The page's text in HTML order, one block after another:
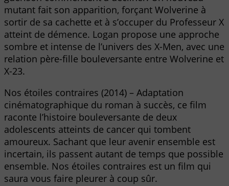
mutant fait son apparition, forçant Wolverine à
sortir de sa cachette et à s’occuper du Professeur X
atteint de démence. Logan propose une approche
sombre et intense de l’univers des X-Men, avec une
relation père-fille bouleversante entre Wolverine et
X-23.
Nos étoiles contraires (2014) – Adaptation
cinématographique du roman à succès, ce film
raconte l’histoire bouleversante de deux
adolescents atteints de cancer qui tombent
amoureux. Sachant que leur avenir ensemble est
incertain, ils passent autant de temps que possible
ensemble. Nos étoiles contraires est un film qui
saura vous faire pleurer à coup sûr.